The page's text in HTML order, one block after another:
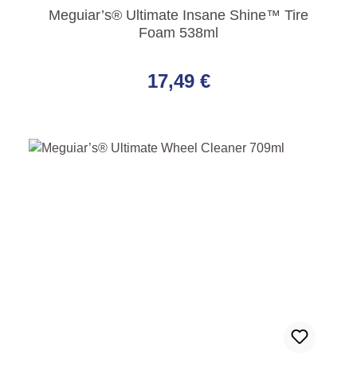
Meguiar’s® Ultimate Insane Shine™ Tire
Foam 538ml
17,49 €